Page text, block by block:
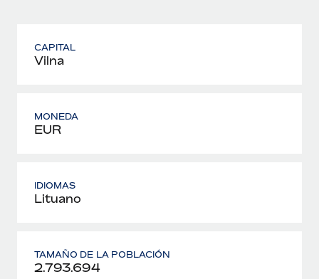
CAPITAL
Vilna
MONEDA
EUR
IDIOMAS
Lituano
TAMAÑO DE LA POBLACIÓN
2.793.694